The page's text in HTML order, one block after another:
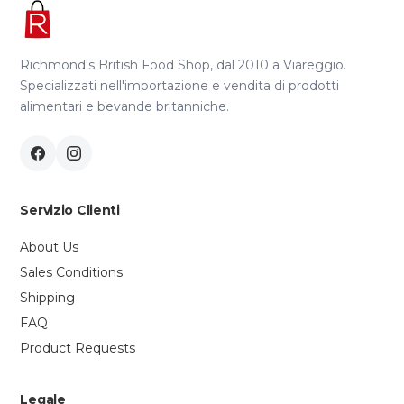
Richmond's British Food Shop, dal 2010 a Viareggio.
Specializzati nell'importazione e vendita di prodotti
alimentari e bevande britanniche.
Servizio Clienti
About Us
Sales Conditions
Shipping
FAQ
Product Requests
Legale